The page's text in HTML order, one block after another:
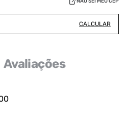
CALCULAR
Avaliações